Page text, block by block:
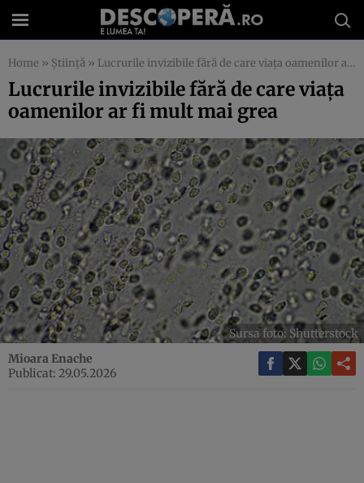
Home » Știință » Lucrurile invizibile fără de care viața oamenilor ar fi mult mai grea
Lucrurile invizibile fără de care viața
oamenilor ar fi mult mai grea
Sursa foto: Shutterstock
Mioara Enache
Publicat: 29.05.2026